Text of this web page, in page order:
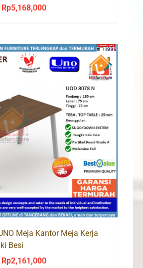
Original
Rp8,613,000.
Rp5,168,000Current
Rp5,168,000.
Meja Kantor Meja Kerja
Besi
Original
Rp2,161,000Current